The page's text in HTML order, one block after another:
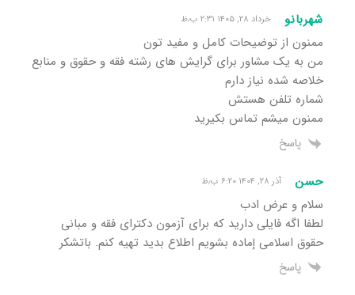
شهربانو خرداد ۲۸, ۱۴۰۵ ۲:۳۱ ب٫ظ
ممنون از توضیحات کامل و مفید تون
من به یک مشاور برای گرایش های رشته فقه و حقوق و منابع
خلاصه شده نیاز دارم
شماره تلفن هستش
ممنون میشم تماس بکیرید
پاسخ
حسن آذر ۲۸, ۱۴۰۴ ۶:۲۰ ب٫ظ
سلام و عرض ادب
لطفا اگه فایلی دارید که برای آزمون دکترای فقه و مبانی
حقوق اسلامی إماده بشویم اطلاع بدید تهیه کنم. باتشکر
پاسخ